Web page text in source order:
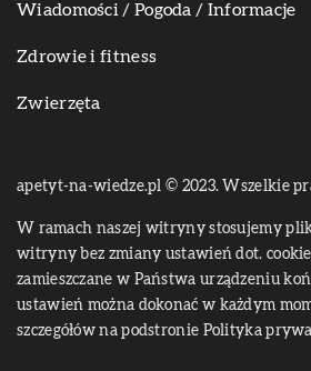
Wiadomości / Pogoda / Informacje
Zdrowie i fitness
Zwierzęta
apetyt-na-wiedze.pl © 2023. Wszelkie
W ramach naszej witryny stosujemy
witryny bez zmiany ustawień dot.
zamieszczane w Państwa urządzeniu
ustawień można dokonać w każdym
szczegółów na podstronie Polityka